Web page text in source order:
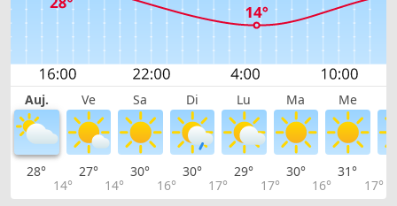
Auj. Ve Sa Di Lu Ma Me
28°
14°
27°
14°
30°
16°
30°
17°
29°
17°
30°
16°
31°
17°